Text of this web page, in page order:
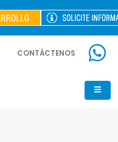
CONTÁCTENOS